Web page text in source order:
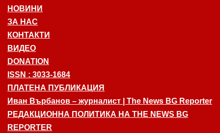
НОВИНИ
ЗА НАС
КОНТАКТИ
ВИДЕО
DONATION
ISSN : 3033-1684
ПЛАТЕНА ПУБЛИКАЦИЯ
Иван Върбанов – журналист | The News BG Reporter
РЕДАКЦИОННА ПОЛИТИКА НА THE NEWS BG
REPORTER